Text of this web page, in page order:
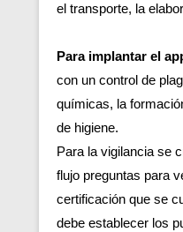
el transporte, la
Para implantar el
con un control de
químicas, la
de higiene.
Para la vigilancia se
flujo preguntas para
certificación que se
debe establecer los